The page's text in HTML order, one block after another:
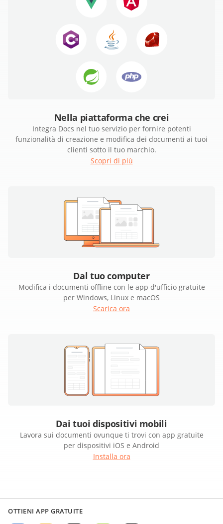
Nella piattaforma che crei
Integra Docs nel tuo servizio per fornire potenti
funzionalità di creazione e modifica dei documenti ai tuoi
clienti sotto il tuo marchio.
Scopri di più
Dal tuo computer
Modifica i documenti offline con le app d'ufficio gratuite
per Windows, Linux e macOS
Scarica ora
Dai tuoi dispositivi mobili
Lavora sui documenti ovunque ti trovi con app gratuite
per dispositivi iOS e Android
Installa ora
OTTIENI APP GRATUITE